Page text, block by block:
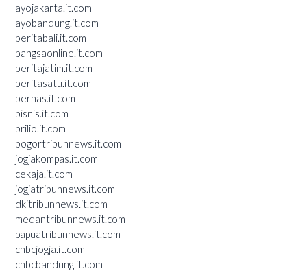
ayojakarta.it.com
ayobandung.it.com
beritabali.it.com
bangsaonline.it.com
beritajatim.it.com
beritasatu.it.com
bernas.it.com
bisnis.it.com
brilio.it.com
bogortribunnews.it.com
jogjakompas.it.com
cekaja.it.com
jogjatribunnews.it.com
dkitribunnews.it.com
medantribunnews.it.com
papuatribunnews.it.com
cnbcjogja.it.com
cnbcbandung.it.com